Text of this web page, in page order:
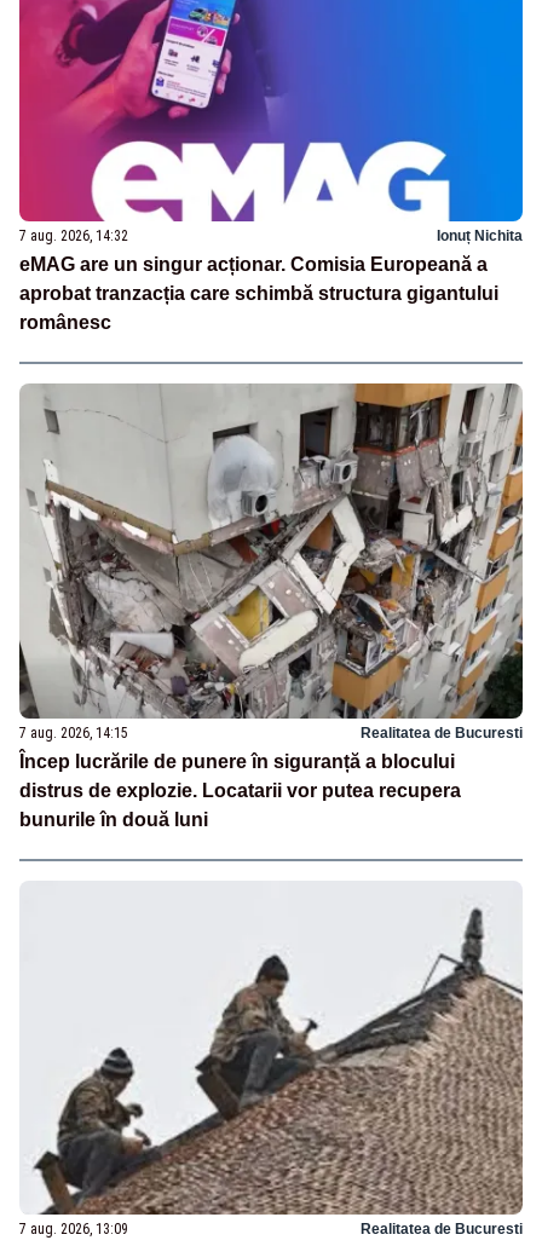
7 aug. 2026, 14:32 Ionuț Nichita
eMAG are un singur acționar. Comisia Europeană a
aprobat tranzacția care schimbă structura gigantului
românesc
7 aug. 2026, 14:15 Realitatea de Bucuresti
Încep lucrările de punere în siguranță a blocului
distrus de explozie. Locatarii vor putea recupera
bunurile în două luni
7 aug. 2026, 13:09 Realitatea de Bucuresti